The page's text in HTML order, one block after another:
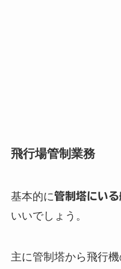
飛行場管制業務
基本的に管制塔にい
いいでしょう。
主に管制塔から飛行